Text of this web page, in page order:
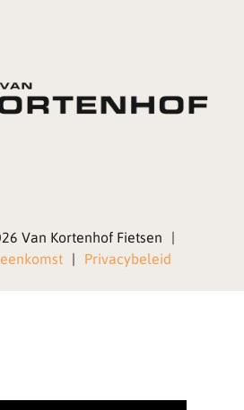
Van Kortenhof Fietsen |
| Privacybeleid